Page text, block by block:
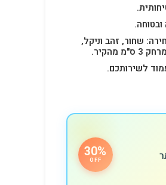
שחור, זהב וניקל,
30%
OFF